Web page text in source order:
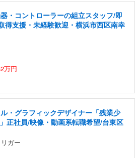
・コントローラーの組立スタッフ/即
得支援・未経験歓迎・横浜市西区南幸
万円
・グラフィックデザイナー「残業少
正社員/映像・動画系転職希望/台東区
ガー